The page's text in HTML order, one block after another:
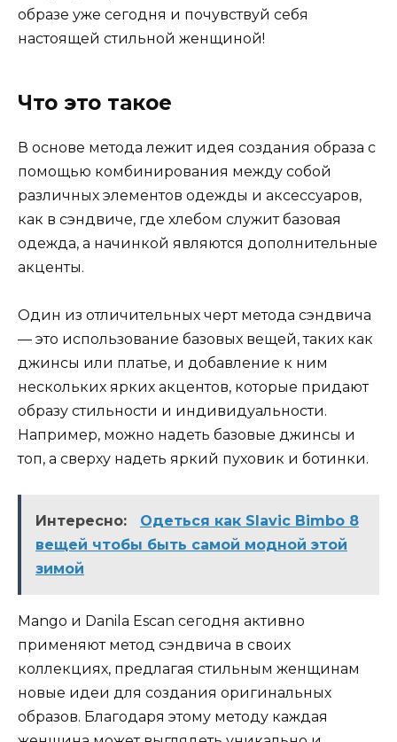
образе уже сегодня и почувствуй себя
настоящей стильной женщиной!
Что это такое
В основе метода лежит идея создания образа с
помощью комбинирования между собой
различных элементов одежды и аксессуаров,
как в сэндвиче, где хлебом служит базовая
одежда, а начинкой являются дополнительные
акценты.
Один из отличительных черт метода сэндвича
— это использование базовых вещей, таких как
джинсы или платье, и добавление к ним
нескольких ярких акцентов, которые придают
образу стильности и индивидуальности.
Например, можно надеть базовые джинсы и
топ, а сверху надеть яркий пуховик и ботинки.
Интересно:
Одеться как Slavic Bimbo 8
вещей чтобы быть самой модной этой
зимой
Mango и Danila Escan сегодня активно
применяют метод сэндвича в своих
коллекциях, предлагая стильным женщинам
новые идеи для создания оригинальных
образов. Благодаря этому методу каждая